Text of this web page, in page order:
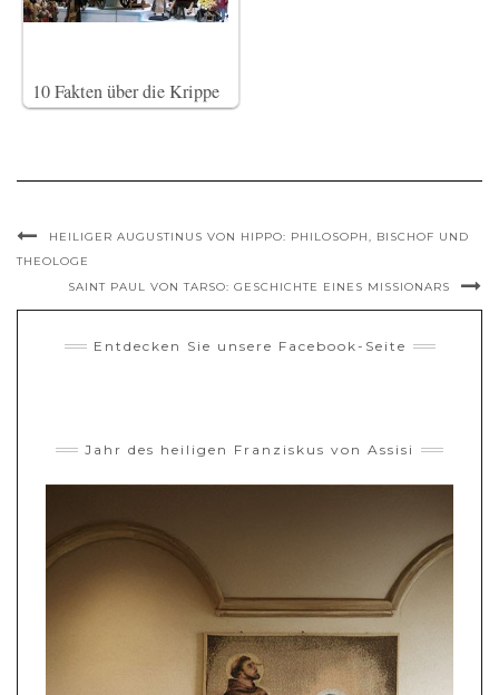
10 Fakten über die Krippe
HEILIGER AUGUSTINUS VON HIPPO: PHILOSOPH, BISCHOF UND
THEOLOGE
SAINT PAUL VON TARSO: GESCHICHTE EINES MISSIONARS
Entdecken Sie unsere Facebook-Seite
Jahr des heiligen Franziskus von Assisi